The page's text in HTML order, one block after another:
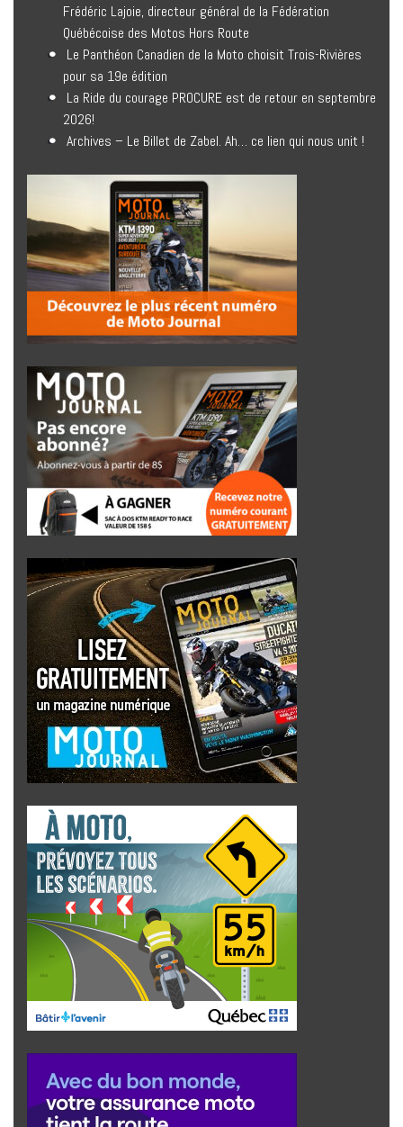
Frédéric Lajoie, directeur général de la Fédération
Québécoise des Motos Hors Route
Le Panthéon Canadien de la Moto choisit Trois-Rivières
pour sa 19e édition
La Ride du courage PROCURE est de retour en septembre
2026!
Archives – Le Billet de Zabel. Ah… ce lien qui nous unit !